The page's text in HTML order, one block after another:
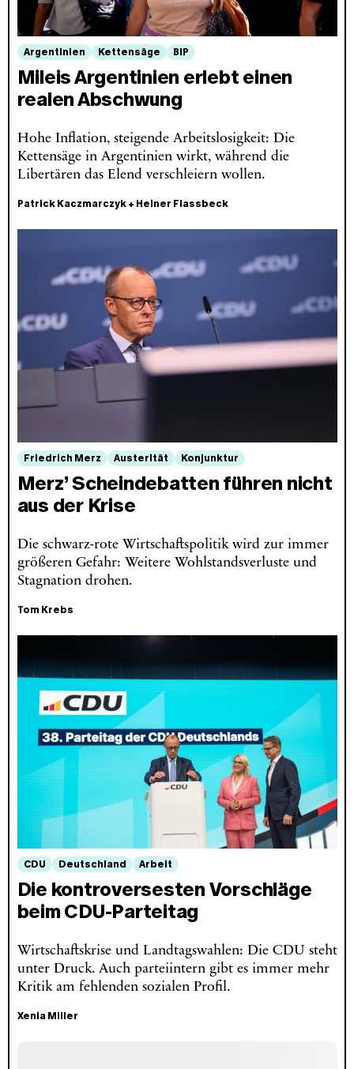
Argentinien Kettensäge BIP
Mileis Argentinien erlebt einen
realen Abschwung
Hohe Inflation, steigende Arbeitslosigkeit: Die
Kettensäge in Argentinien wirkt, während die
Libertären das Elend verschleiern wollen.
Patrick Kaczmarczyk+ Heiner Flassbeck
Friedrich Merz Austerität Konjunktur
Merz’ Scheindebatten führen nicht
aus der Krise
Die schwarz-rote Wirtschaftspolitik wird zur immer
größeren Gefahr: Weitere Wohlstandsverluste und
Stagnation drohen.
Tom Krebs
CDU Deutschland Arbeit
Die kontroversesten Vorschläge
beim CDU-Parteitag
Wirtschaftskrise und Landtagswahlen: Die CDU steht
unter Druck. Auch parteiintern gibt es immer mehr
Kritik am fehlenden sozialen Profil.
Xenia Miller